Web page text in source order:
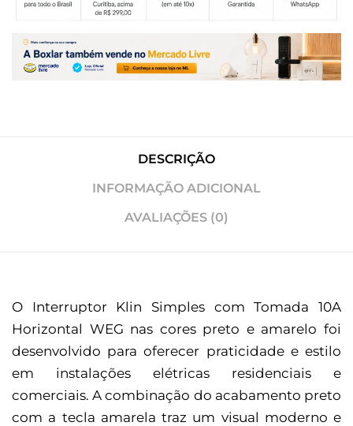
DESCRIÇÃO
INFORMAÇÃO ADICIONAL
AVALIAÇÕES (0)
O Interruptor Klin Simples com Tomada 10A
Horizontal WEG nas cores preto e amarelo foi
desenvolvido para oferecer praticidade e estilo
em instalações elétricas residenciais e
comerciais. A combinação do acabamento preto
com a tecla amarela traz um visual moderno e